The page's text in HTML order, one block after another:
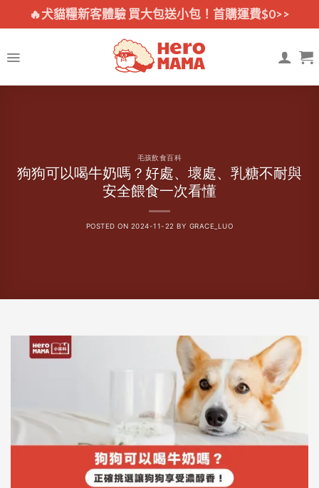
🔥犬貓糧新客體驗 買大包送小包！首購運費$0>>
毛孩飲食百科
狗狗可以喝牛奶嗎？好處、壞處、乳糖不耐與
安全餵食一次看懂
POSTED ON 2024-11-22 BY GRACE_LUO